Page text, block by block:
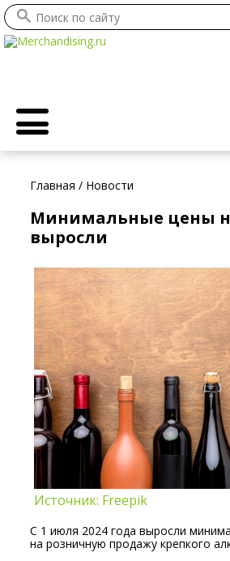
Главная / Новости
Минимальные цены
выросли
Источник: Freepik
С 1 июля 2024 года выросли
на розничную продажу крепкого